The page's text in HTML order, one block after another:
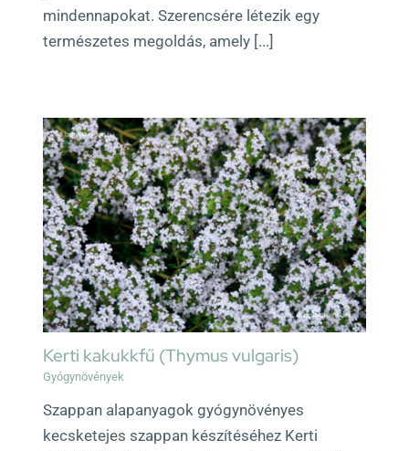
mindennapokat. Szerencsére létezik egy
természetes megoldás, amely [...]
Kerti kakukkfű (Thymus vulgaris)
Gyógynövények
Szappan alapanyagok gyógynövényes
kecsketejes szappan készítéséhez Kerti